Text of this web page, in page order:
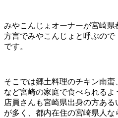
みやこんじょオーナーが宮崎
方言でみやこんじょと呼ぶの
です。
そこでは郷土料理のチキン南
など宮崎の家庭で食べられる
店員さんも宮崎県出身の方あ
が多く、都内在住の宮崎県人な